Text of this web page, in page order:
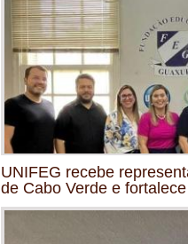
UNIFEG recebe
de Cabo Verde e